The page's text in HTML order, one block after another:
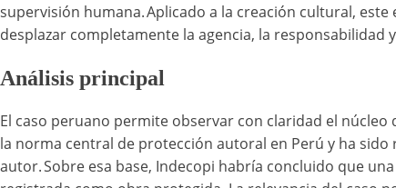
supervisión humana. Aplicado a la creación cultural,
desplazar completamente la agencia, la responsabilidad
Análisis principal
El caso peruano permite observar con claridad el
la norma central de protección autoral en Perú y ha
autor. Sobre esa base, Indecopi habría concluido que